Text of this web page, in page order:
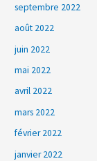
septembre 2022
août 2022
juin 2022
mai 2022
avril 2022
mars 2022
février 2022
janvier 2022